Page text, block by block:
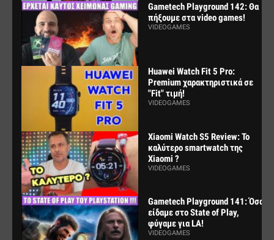
Gametech Playground 142: Θα
πήξουμε στα video games!
VIDEOGAMES
Huawei Watch Fit 5 Pro:
Premium χαρακτηριστικά σε
"Fit" τιμή!
VIDEOGAMES
Xiaomi Watch S5 Review: Το
καλύτερο smartwatch της
Xiaomi ?
VIDEOGAMES
Gametech Playground 141: Όσα
είδαμε στο State of Play,
φύγαμε για LA!
VIDEOGAMES